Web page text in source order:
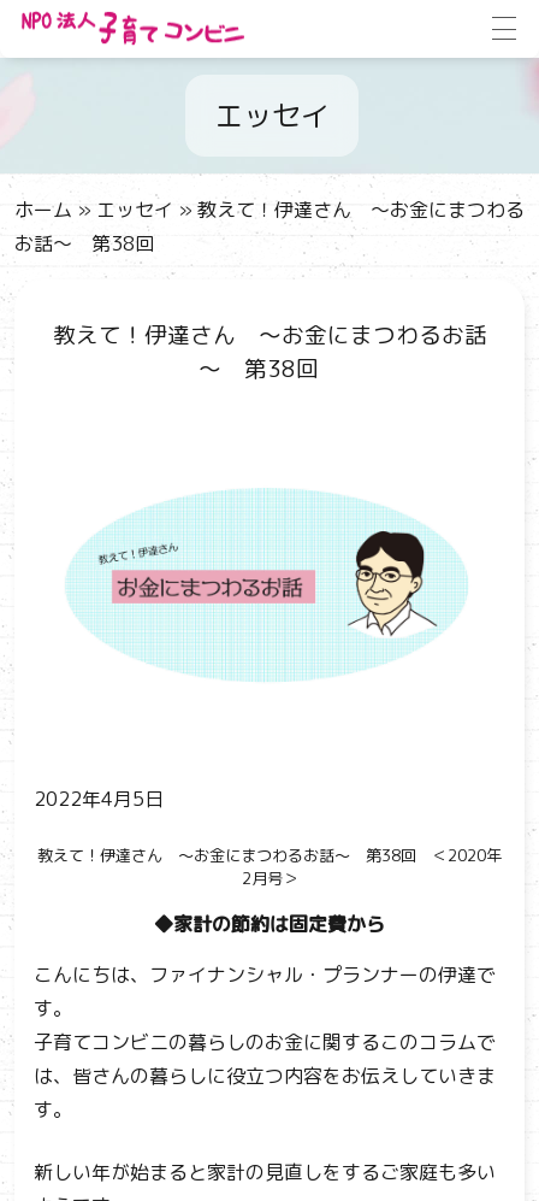
エッセイ
ホーム » エッセイ » 教えて！伊達さん ～お金にまつわる
お話～ 第38回
教えて！伊達さん ～お金にまつわるお話
～ 第38回
2022年4月5日
教えて！伊達さん ～お金にまつわるお話～ 第38回 ＜2020年
2月号＞
◆家計の節約は固定費から
こんにちは、ファイナンシャル・プランナーの伊達で
す。
子育てコンビニの暮らしのお金に関するこのコラムで
は、皆さんの暮らしに役立つ内容をお伝えしていきま
す。
新しい年が始まると家計の見直しをするご家庭も多い